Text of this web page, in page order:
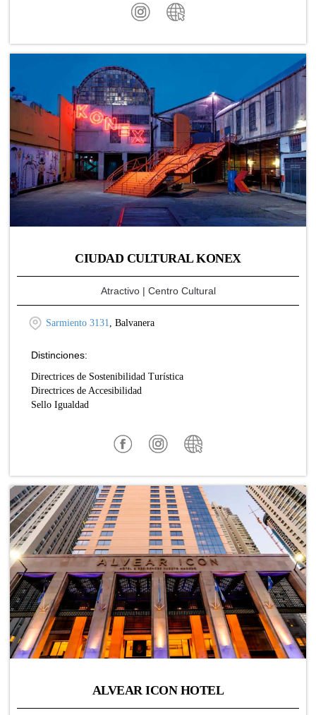
CIUDAD CULTURAL KONEX
Atractivo | Centro Cultural
Sarmiento 3131, Balvanera
Distinciones:
Directrices de Sostenibilidad Turística
Directrices de Accesibilidad
Sello Igualdad
ALVEAR ICON HOTEL